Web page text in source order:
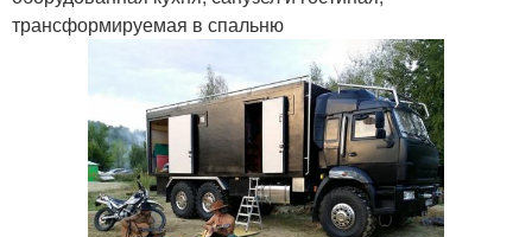
трансформируемая в спальню